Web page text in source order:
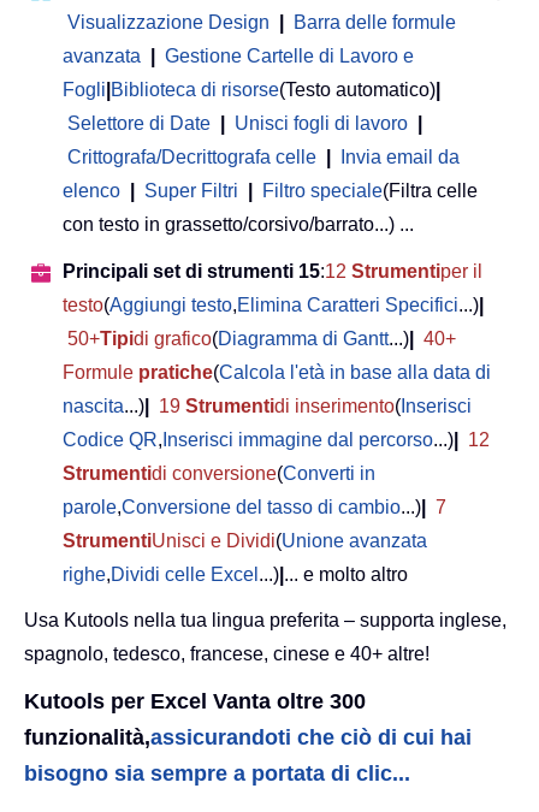
Visualizzazione Design
Barra delle formule
avanzata
Gestione Cartelle di Lavoro e
Fogli Biblioteca di risorse(Testo automatico)
Selettore di Date
Unisci fogli di lavoro
Crittografa/Decrittografa celle
Invia email da
elenco
Super Filtri Filtro speciale(Filtra celle
con testo in grassetto/corsivo/barrato...) ...
Principali set di strumenti 15:12 Strumentiper il
testo(Aggiungi testo,Elimina Caratteri Specifici...)
50+Tipidi grafico(Diagramma di Gantt...)
40+
Formule pratiche(Calcola l'età in base alla data di
nascita...) 19 Strumentidi inserimento( Inserisci
Codice QR, Inserisci immagine dal percorso...)
12
Strumentidi conversione(Converti in
parole,Conversione del tasso di cambio...)
7
StrumentiUnisci e Dividi(Unione avanzata
righe,Dividi celle Excel ...) ... e molto altro
Usa Kutools nella tua lingua preferita – supporta inglese,
spagnolo, tedesco, francese, cinese e 40+ altre!
Kutools per Excel Vanta oltre 300
funzionalità,assicurandoti che ciò di cui hai
bisogno sia sempre a portata di clic...